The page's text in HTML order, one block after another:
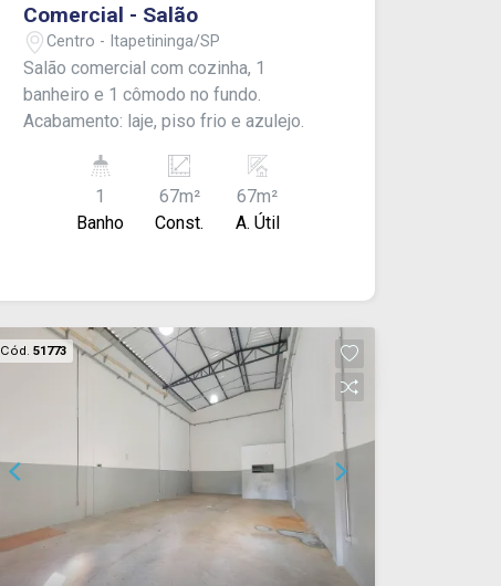
Comercial - Salão
Centro - Itapetininga/SP
Salão comercial com cozinha, 1
banheiro e 1 cômodo no fundo.
Acabamento: laje, piso frio e azulejo.
1
Banho
67m²
Const.
67m²
A. Útil
Cód. 51773